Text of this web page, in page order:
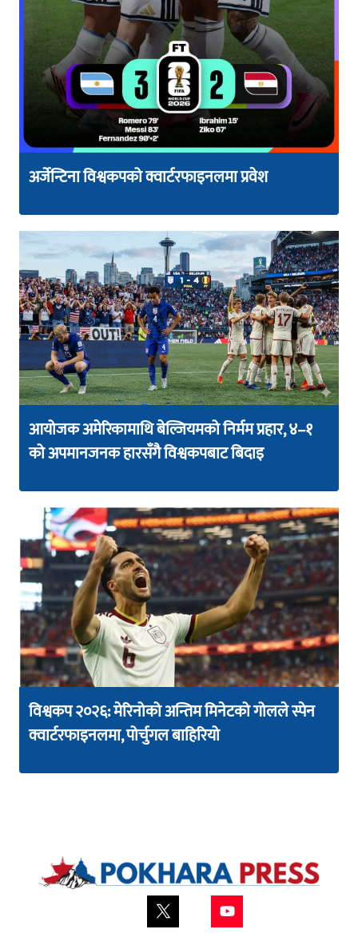
अर्जेन्टिना विश्वकपको क्वार्टरफाइनलमा प्रवेश
आयोजक अमेरिकामाथि बेल्जियमको निर्मम प्रहार, ४–१
को अपमानजनक हारसँगै विश्वकपबाट बिदाइ
विश्वकप २०२६: मेरिनोको अन्तिम मिनेटको गोलले स्पेन
क्वार्टरफाइनलमा, पोर्चुगल बाहिरियो